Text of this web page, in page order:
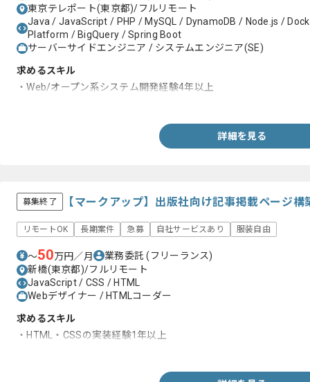
東京テレポート(東京都)/フルリモート
Java / JavaScript / PHP / MySQL / DynamoDB / Node.js /
Platform / BigQuery / Spring Boot
サーバーサイドエンジニア / システムエンジニア(SE)
求めるスキル
・Web/オープン系システム開発経験4年以上
詳細を見る
募集終了 【マークアップ】出版社向け記事掲載ページ
リモートOK 長期案件 急募 自社サービスあり 服装自由
〜50万円／月 業務委託(フリーランス)
新橋(東京都)/フルリモート
JavaScript / CSS / HTML
Webデザイナー / HTMLコーダー
求めるスキル
・HTML・CSSの実装経験1年以上